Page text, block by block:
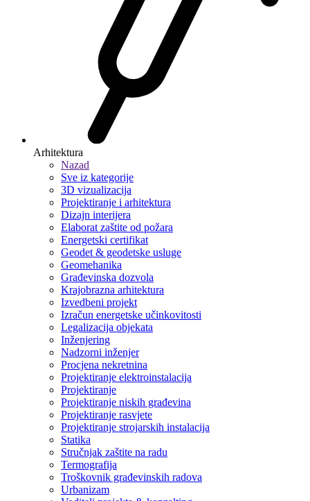
Arhitektura
Nazad
Sve iz kategorije
3D vizualizacija
Projektiranje i arhitektura
Dizajn interijera
Elaborat zaštite od požara
Energetski certifikat
Geodet & geodetske usluge
Geomehanika
Građevinska dozvola
Krajobrazna arhitektura
Izvedbeni projekt
Izračun energetske učinkovitosti
Legalizacija objekata
Inženjering
Nadzorni inženjer
Procjena nekretnina
Projektiranje elektroinstalacija
Projektiranje
Projektiranje niskih građevina
Projektiranje rasvjete
Projektiranje strojarskih instalacija
Statika
Stručnjak zaštite na radu
Termografija
Troškovnik građevinskih radova
Urbanizam